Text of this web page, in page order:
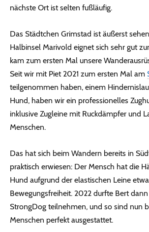
nächste Ort ist selten fußläufig.
Das Städtchen Grimstad ist äußerst
Halbinsel Marivold eignet sich sehr gut
kam zum ersten Mal unsere
Seit wir mit Piet 2021 zum ersten Mal am
teilgenommen haben, einem
Hund, haben wir ein professionelles
inklusive Zugleine mit Ruckdämpfer und
Menschen.
Das hat sich beim Wandern bereits in
praktisch erwiesen: Der Mensch hat die
Hund aufgrund der elastischen Leine
Bewegungsfreiheit. 2022 durfte Bert
StrongDog teilnehmen, und so sind nun
Menschen perfekt ausgestattet.